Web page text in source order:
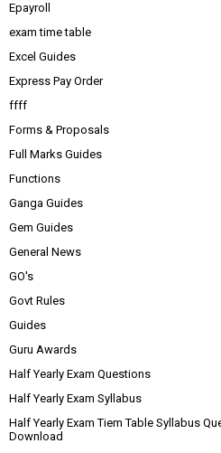
Epayroll
exam time table
Excel Guides
Express Pay Order
ffff
Forms & Proposals
Full Marks Guides
Functions
Ganga Guides
Gem Guides
General News
GO's
Govt Rules
Guides
Guru Awards
Half Yearly Exam Questions
Half Yearly Exam Syllabus
Half Yearly Exam Tiem Table Syllabus
Download